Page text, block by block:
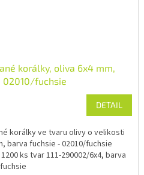
korálky, oliva 6x4 mm,
02010/fuchsie
DETAIL
korálky ve tvaru olivy o velikosti
barva fuchsie - 02010/fuchsie
ks tvar 111-290002/6x4, barva